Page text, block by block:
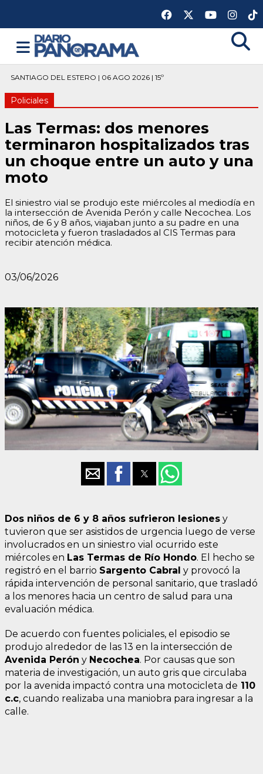
SANTIAGO DEL ESTERO | 06 AGO 2026 | 15º
Policiales
Las Termas: dos menores
terminaron hospitalizados tras
un choque entre un auto y una
moto
El siniestro vial se produjo este miércoles al mediodía en
la intersección de Avenida Perón y calle Necochea. Los
niños, de 6 y 8 años, viajaban junto a su padre en una
motocicleta y fueron trasladados al CIS Termas para
recibir atención médica.
03/06/2026
Dos niños de 6 y 8 años sufrieron lesiones y
tuvieron que ser asistidos de urgencia luego de verse
involucrados en un siniestro vial ocurrido este
miércoles en Las Termas de Río Hondo. El hecho se
registró en el barrio Sargento Cabral y provocó la
rápida intervención de personal sanitario, que trasladó
a los menores hacia un centro de salud para una
evaluación médica.
De acuerdo con fuentes policiales, el episodio se
produjo alrededor de las 13 en la intersección de
Avenida Perón y Necochea. Por causas que son
materia de investigación, un auto gris que circulaba
por la avenida impactó contra una motocicleta de 110
c.c, cuando realizaba una maniobra para ingresar a la
calle.